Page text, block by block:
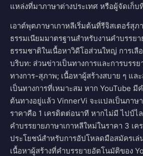
แหล่งที่มาภาษาต่างประเทศ หรือผู้จัดเก็บ
เอาต์พุตภาษาเกาหลีเริ่มต้นที่รีจิสเตอร์สุภ
ธรรมเนียมมาตรฐานสำหรับงานคำบรรย
ธรรมชาติในเนื้อหาวิดีโอส่วนใหญ่ การเลื
บริบท: ส่วนข่าวเป็นทางการและการบรรย
ทางการ-สุภาพ; เนื้อหาผู้สร้างสบาย ๆ แล
เป็นทางการที่เหมาะสม หาก YouTube มี
ต้นทางอยู่แล้ว VinnerVi จะแปลเป็นภาษ
ราคาคือ 1 เครดิตต่อนาที หากไม่มี ไปป์ไ
คำบรรยายภาษาเกาหลีใหม่ในราคา 3 เ
ประโยชน์สำหรับการอัปโหลดมือสมัครเล่
เนื้อหาผู้สร้างที่คำบรรยายอัตโนมัติของ